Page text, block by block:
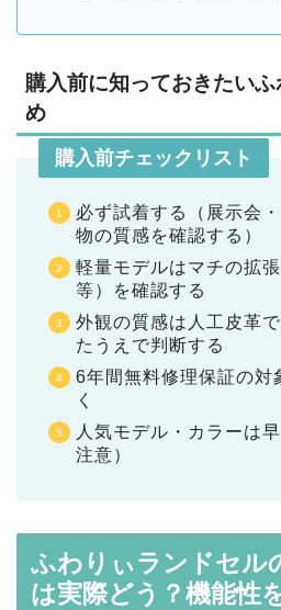
購入前に知っておきたい
め
購入前チェックリスト
必ず試着する（展示会
物の質感を確認する）
軽量モデルはマチの拡
等）を確認する
外観の質感は人工皮革
たうえで判断する
6年間無料修理保証の対
く
人気モデル・カラーは
注意）
ふわりぃランドセル
は実際どう？機能性